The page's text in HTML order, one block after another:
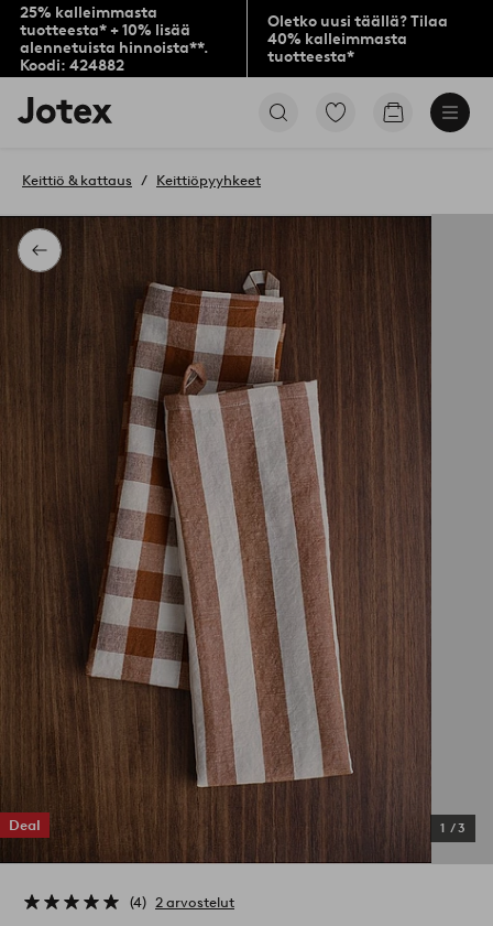
25% kalleimmasta
tuotteesta* + 10% lisää
alennetuista hinnoista**.
Koodi: 424882
Oletko uusi täällä? Tilaa
40% kalleimmasta
tuotteesta*
Jotex-
logo
aloitussivulle
Siirry
Siirry
Takaisin
Keittiö & kattaus Keittiöpyyhkeet
Deal 1 /3
4 2 arvostelut